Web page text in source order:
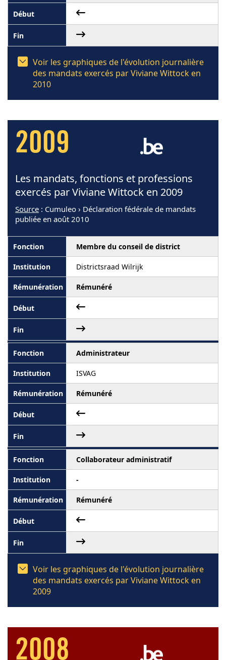
Voir les graphiques de l'évolution journalière
des mandats exercés par Viviane Wittock en
2010
2009
Les mandats, fonctions et professions
exercés par Viviane Wittock en 2009
Source : Cumuleo › Déclaration fédérale de mandats
publiée en août 2010
Membre du conseil de district
Districtsraad Wilrijk
Rémunéré
Administrateur
ISVAG
Rémunéré
Collaborateur administratif
-
Rémunéré
Voir les graphiques de l'évolution journalière
des mandats exercés par Viviane Wittock en
2009
2008